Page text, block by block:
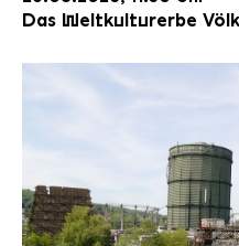
Das Weltkulturerbe